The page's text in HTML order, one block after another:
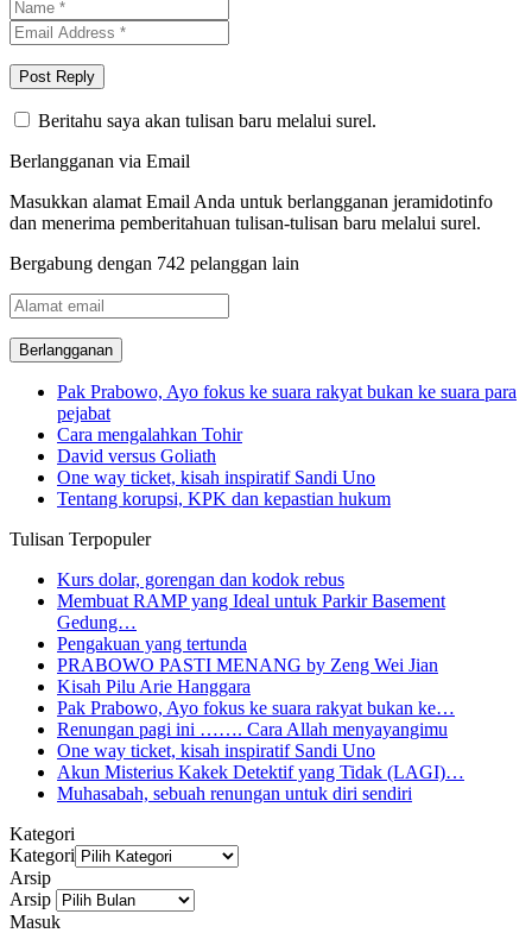
Beritahu saya akan tulisan baru melalui surel.
Berlangganan via Email
Masukkan alamat Email Anda untuk berlangganan jeramidotinfo
dan menerima pemberitahuan tulisan-tulisan baru melalui surel.
Bergabung dengan 742 pelanggan lain
Alamat
email
Pak Prabowo, Ayo fokus ke suara rakyat bukan ke suara para
pejabat
Cara mengalahkan Tohir
David versus Goliath
One way ticket, kisah inspiratif Sandi Uno
Tentang korupsi, KPK dan kepastian hukum
Tulisan Terpopuler
Kurs dolar, gorengan dan kodok rebus
Membuat RAMP yang Ideal untuk Parkir Basement
Gedung…
Pengakuan yang tertunda
PRABOWO PASTI MENANG by Zeng Wei Jian
Kisah Pilu Arie Hanggara
Pak Prabowo, Ayo fokus ke suara rakyat bukan ke…
Renungan pagi ini ……. Cara Allah menyayangimu
One way ticket, kisah inspiratif Sandi Uno
Akun Misterius Kakek Detektif yang Tidak (LAGI)…
Muhasabah, sebuah renungan untuk diri sendiri
Kategori
Kategori
Arsip
Arsip
Masuk